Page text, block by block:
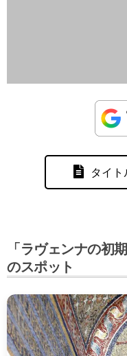
タイト
「ラヴェンナの初
のスポット